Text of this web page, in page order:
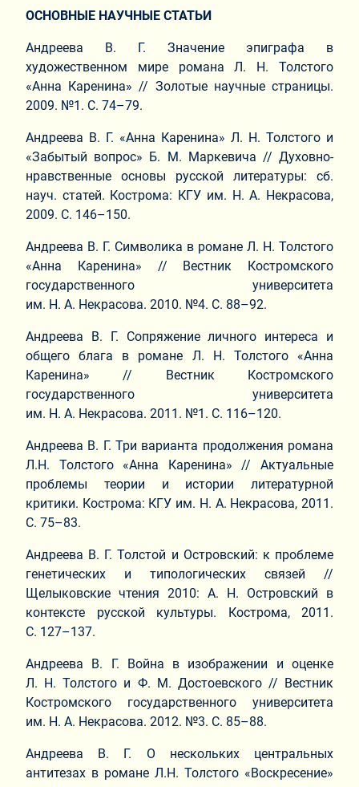
ОСНОВНЫЕ НАУЧНЫЕ СТАТЬИ
Андреева В. Г. Значение эпиграфа в
художественном мире романа Л. Н. Толстого
«Анна Каренина» // Золотые научные страницы.
2009. №1. С. 74–79.
Андреева В. Г. «Анна Каренина» Л. Н. Толстого и
«Забытый вопрос» Б. М. Маркевича // Духовно-
нравственные основы русской литературы: сб.
науч. статей. Кострома: КГУ им. Н. А. Некрасова,
2009. С. 146–150.
Андреева В. Г. Символика в романе Л. Н. Толстого
«Анна Каренина» // Вестник Костромского
государственного университета
им. Н. А. Некрасова. 2010. №4. С. 88–92.
Андреева В. Г. Сопряжение личного интереса и
общего блага в романе Л. Н. Толстого «Анна
Каренина» // Вестник Костромского
государственного университета
им. Н. А. Некрасова. 2011. №1. С. 116–120.
Андреева В. Г. Три варианта продолжения романа
Л.Н. Толстого «Анна Каренина» // Актуальные
проблемы теории и истории литературной
критики. Кострома: КГУ им. Н. А. Некрасова, 2011.
С. 75–83.
Андреева В. Г. Толстой и Островский: к проблеме
генетических и типологических связей //
Щелыковские чтения 2010: А. Н. Островский в
контексте русской культуры. Кострома, 2011.
С. 127–137.
Андреева В. Г. Война в изображении и оценке
Л. Н. Толстого и Ф. М. Достоевского // Вестник
Костромского государственного университета
им. Н. А. Некрасова. 2012. №3. С. 85–88.
Андреева В. Г. О нескольких центральных
антитезах в романе Л.Н. Толстого «Воскресение»